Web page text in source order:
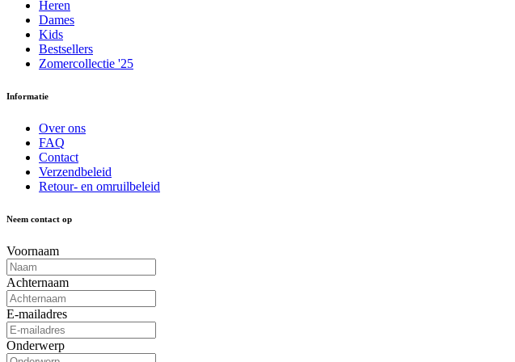
Heren
Dames
Kids
Bestsellers
Zomercollectie '25
Informatie
Over ons
FAQ
Contact
Verzendbeleid
Retour- en omruilbeleid
Neem contact op
Voornaam
Achternaam
E-mailadres
Onderwerp